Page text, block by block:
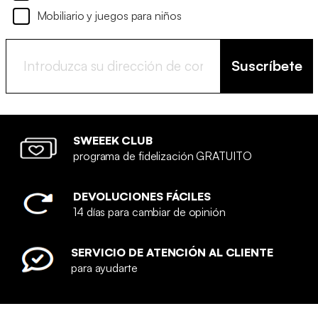
Mobiliario y juegos para niños
Suscríbete
SWEEEK CLUB
programa de fidelización GRATUITO
DEVOLUCIONES FÁCILES
14 días para cambiar de opinión
SERVICIO DE ATENCIÓN AL CLIENTE
para ayudarte